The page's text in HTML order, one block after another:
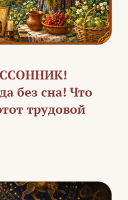
без сна! Что
трудовой